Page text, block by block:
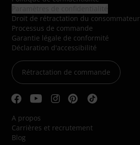
Droit de rétractation du consommateur
Processus de commande
Garantie légale de conformité
Déclaration d'accessibilité
Rétractation de commande
A propos
Carrières et recrutement
Blog